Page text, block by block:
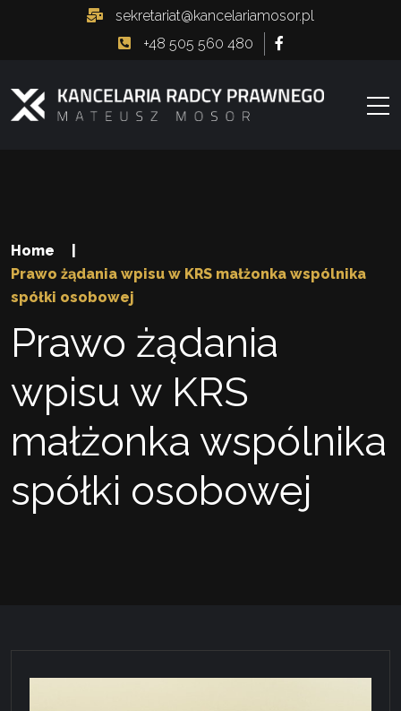
sekretariat@kancelariamosor.pl
+48 505 560 480
Home
Prawo żądania wpisu w KRS małżonka wspólnika
spółki osobowej
Prawo żądania
wpisu w KRS
małżonka wspólnika
spółki osobowej